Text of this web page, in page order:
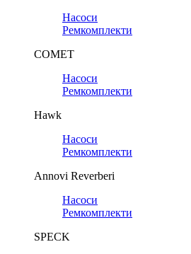
Насоси
Ремкомплекти
COMET
Насоси
Ремкомплекти
Hawk
Насоси
Ремкомплекти
Annovi Reverberi
Насоси
Ремкомплекти
SPECK